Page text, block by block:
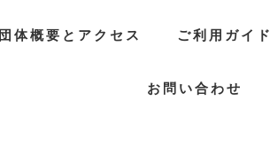
団体概要とアクセス ご利用ガイド
お問い合わせ